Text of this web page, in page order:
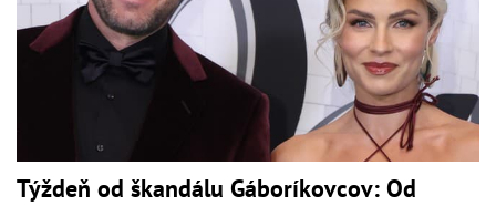
Týždeň od škandálu Gáboríkovcov: Od